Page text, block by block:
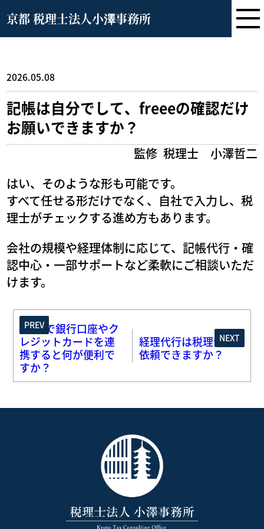
京都 税理士法人小澤事務所
2026.05.08
記帳は自分でして、freeeの確認だけ
お願いできますか？
監修 税理士 小澤哲二
はい、そのような形も可能です。
すべて任せる形だけでなく、自社で入力し、税
理士がチェックする進め方もあります。
会社の規模や経理体制に応じて、記帳代行・確
認中心・一部サポートなど柔軟にご相談いただ
けます。
PREV
freeeで銀行口座やク
レジットカードを連
携すると何が便利で
すか？
NEXT
経理代行は税理士に
依頼できますか？